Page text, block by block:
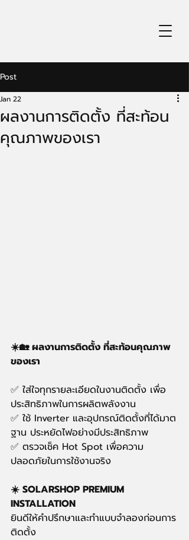
Post
ผลงานการติดตั้ง ที่สะท้อน
คุณภาพของเรา
Jan 22
☀️🏡 ผลงานการติดตั้ง ที่สะท้อนคุณภาพ
ของเรา
✅ ใส่ใจทุกรายละเอียดในงานติดตั้ง เพื่อ
ประสิทธิภาพในการผลิตพลังงาน
✅ ใช้ Inverter และอุปกรณ์ติดตั้งที่ได้มาต
ฐาน ประหยัดไฟอย่างมีประสิทธิภาพ
✅ ตรวจเช็ค Hot Spot เพื่อความ
ปลอดภัยในการใช้งานจริง
☀️ SOLARSHOP PREMIUM
INSTALLATION
ยินดีให้คำปรึกษาและทำแบบจำลองก่อนการ
ติดตั้ง